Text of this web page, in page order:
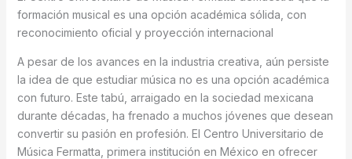
formación musical es una opción académica sólida, con
reconocimiento oficial y proyección internacional
A pesar de los avances en la industria creativa, aún persiste
la idea de que estudiar música no es una opción académica
con futuro. Este tabú, arraigado en la sociedad mexicana
durante décadas, ha frenado a muchos jóvenes que desean
convertir su pasión en profesión. El Centro Universitario de
Música Fermatta, primera institución en México en ofrecer